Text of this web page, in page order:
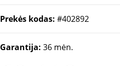
Prekės kodas: #402892
Garantija: 36 mėn.